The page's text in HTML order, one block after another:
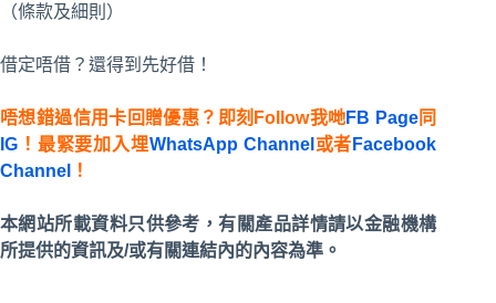
（條款及細則）
借定唔借？還得到先好借！
唔想錯過信用卡回贈優惠？即刻Follow我哋FB Page同
IG ！最緊要加入埋WhatsApp Channel 或者 Facebook
Channel
！
本網站所載資料只供參考，有關產品詳情請以金融機構
所提供的資訊及/或有關連結內的內容為準。